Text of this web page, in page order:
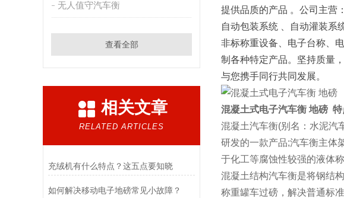
无人值守汽车衡
查看全部
相关文章
RELATED ARTICLES
充绒机有什么特点？这五点要知晓
如何解决移动电子地磅常见小故障？
提供品质的产品 。公司主营
自动包装系统 、自动灌装系
非标称重设备、电子台称、
制各种特定产品。 坚持质量
与您携手同行共同发展。
混凝土式电子汽车衡 地磅 特
混凝土汽车衡(别名：水泥汽
研发的一款产品;汽车衡主体
于化工等腐蚀性较强的液体
混凝土结构汽车衡是将钢结
称重罐车过磅，解决普通标